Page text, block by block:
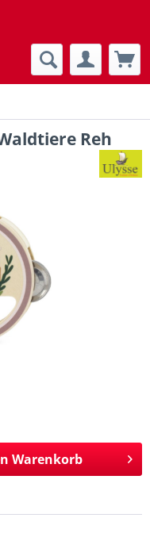
Reh
Warenkorb